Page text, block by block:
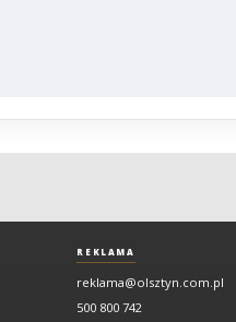
REKLAMA
reklama@olsztyn.com.pl
500 800 742